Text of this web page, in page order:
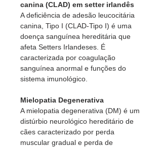
canina (CLAD) em setter irlandês
A deficiência de adesão leucocitária
canina, Tipo I (CLAD-Tipo I) é uma
doença sanguínea hereditária que
afeta Setters Irlandeses. É
caracterizada por coagulação
sanguínea anormal e funções do
sistema imunológico.
Mielopatia Degenerativa
A mielopatia degenerativa (DM) é um
distúrbio neurológico hereditário de
cães caracterizado por perda
muscular gradual e perda de